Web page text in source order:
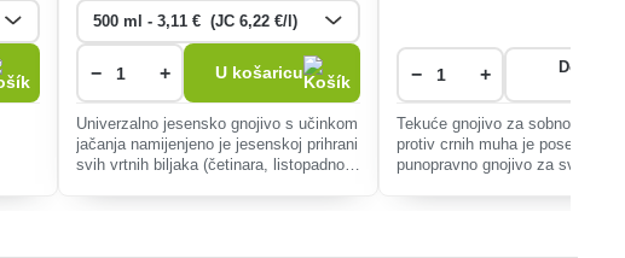
− + U košaricu
Univerzalno jesensko gnojivo s učinkom
jačanja namijenjeno je jesenskoj prihrani
svih vrtnih biljaka (četinara, listopadnog
− +
Tekuće gnojivo za sobno bilje s
protiv crnih muha je posebno
punopravno gnojivo za sve